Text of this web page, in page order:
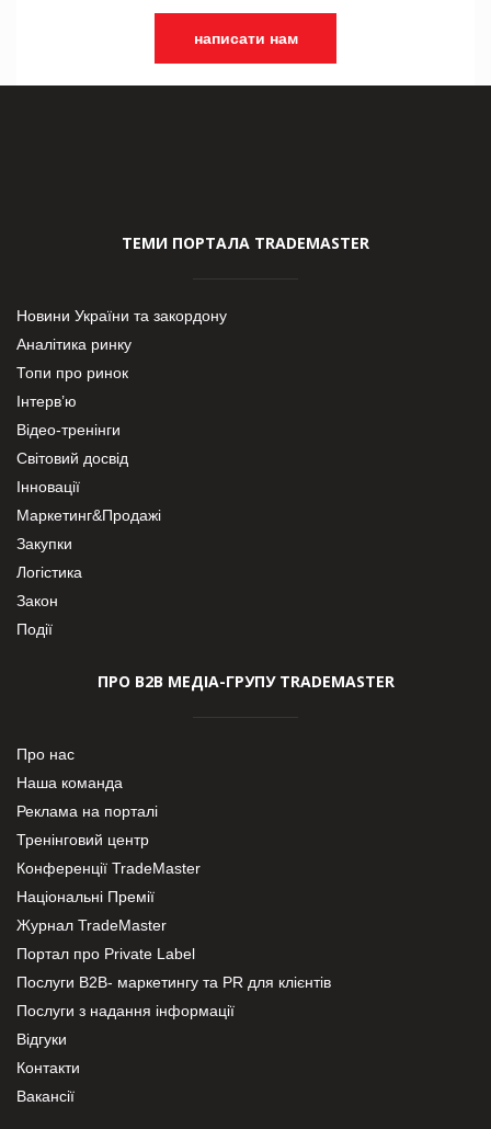
написати нам
ТЕМИ ПОРТАЛА TRADEMASTER
Новини України та закордону
Аналітика ринку
Топи про ринок
Інтерв’ю
Відео-тренінги
Світовий досвід
Інновації
Маркетинг&Продажі
Закупки
Логістика
Закон
Події
ПРО В2В МЕДІА-ГРУПУ TRADEMASTER
Про нас
Наша команда
Реклама на порталі
Тренінговий центр
Конференції TradeMaster
Національні Премії
Журнал TradeMaster
Портал про Private Label
Послуги В2В- маркетингу та PR для клієнтів
Послуги з надання інформації
Відгуки
Контакти
Вакансії